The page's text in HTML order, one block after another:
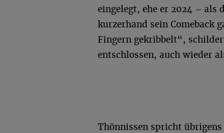
eingelegt, ehe er 2024 –
kurzerhand sein Comeback
Fingern gekribbelt“,
entschlossen, auch wieder
Thönnissen spricht